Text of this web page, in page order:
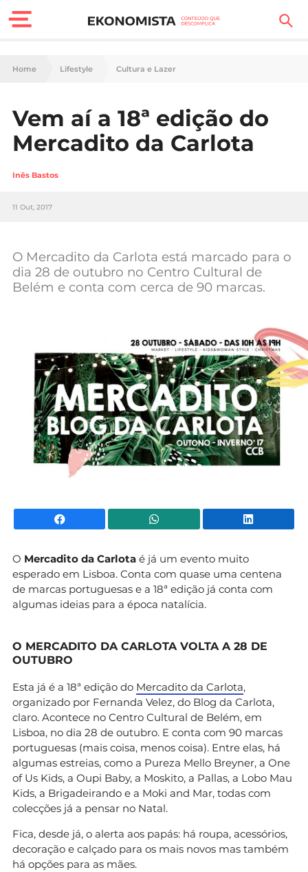
Finanças Pessoais
Carreira
Tecnologia
Negócios
Home Lifestyle Cultura e Lazer
Vem aí a 18ª edição do
Mercadito da Carlota
Inês Bastos
11 Out, 2017
O Mercadito da Carlota está marcado para o
dia 28 de outubro no Centro Cultural de
Belém e conta com cerca de 90 marcas.
Facebook WhatsApp
O Mercadito da Carlota é já um evento muito
esperado em Lisboa. Conta com quase uma centena
de marcas portuguesas e a 18ª edição já conta com
algumas ideias para a época natalícia.
O MERCADITO DA CARLOTA VOLTA A 28 DE
OUTUBRO
Esta já é a 18ª edição do Mercadito da Carlota,
organizado por Fernanda Velez, do Blog da Carlota,
claro. Acontece no Centro Cultural de Belém, em
Lisboa, no dia 28 de outubro. E conta com 90 marcas
portuguesas (mais coisa, menos coisa). Entre elas, há
algumas estreias, como a Pureza Mello Breyner, a One
of Us Kids, a Oupi Baby, a Moskito, a Pallas, a Lobo Mau
Kids, a Brigadeirando e a Moki and Mar, todas com
colecções já a pensar no Natal.
Fica, desde já, o alerta aos papás: há roupa, acessórios,
decoração e calçado para os mais novos mas também
há opções para as mães.